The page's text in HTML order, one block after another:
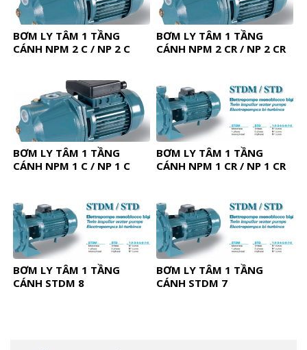
BƠM LY TÂM 1 TẦNG
CÁNH NPM 2 C / NP 2 C
BƠM LY TÂM 1 TẦNG
CÁNH NPM 2 CR / NP 2 CR
BƠM LY TÂM 1 TẦNG
CÁNH NPM 1 C / NP 1 C
BƠM LY TÂM 1 TẦNG
CÁNH NPM 1 CR / NP 1 CR
BƠM LY TÂM 1 TẦNG
CÁNH STDM 8
BƠM LY TÂM 1 TẦNG
CÁNH STDM 7